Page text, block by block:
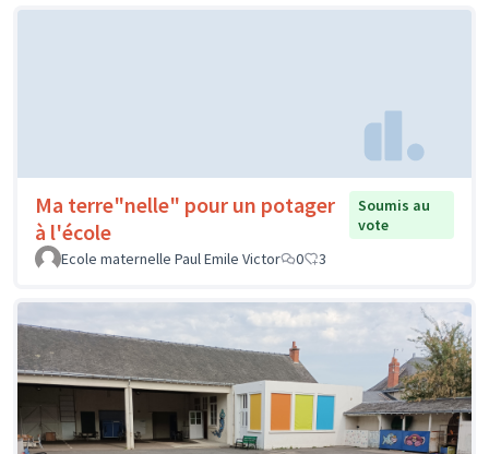
Ma terre"nelle" pour un potager
à l'école
Soumis au
vote
Ecole maternelle Paul Emile Victor
0 3